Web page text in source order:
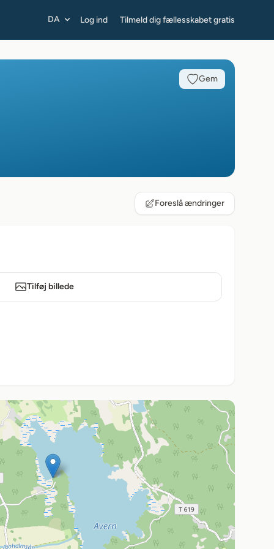
DA Log ind Tilmeld dig fællesskabet gratis
Gem
Foreslå ændringer
Tilføj billede